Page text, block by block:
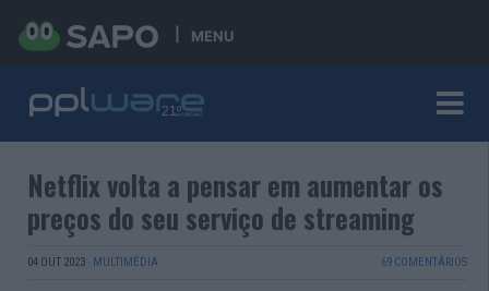
MENU
Netflix volta a pensar em aumentar os
preços do seu serviço de streaming
04 OUT 2023 · MULTIMÉDIA 69 COMENTÁRIOS